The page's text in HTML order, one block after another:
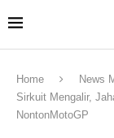
Home News
Sirkuit Mengalir,
NontonMotoGP